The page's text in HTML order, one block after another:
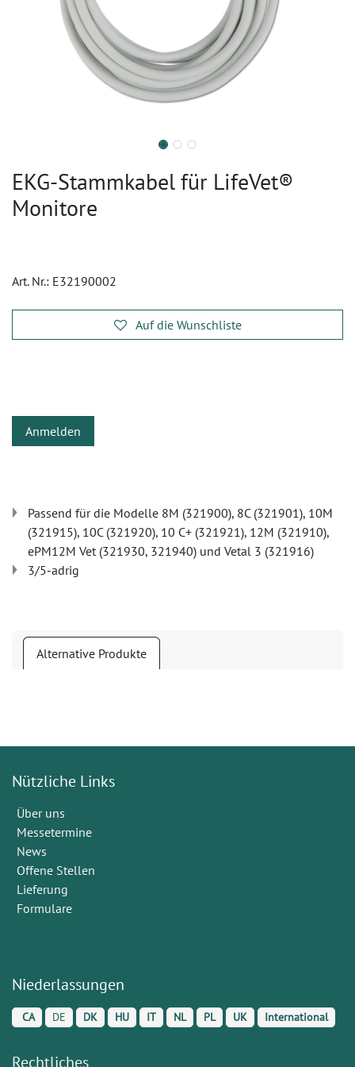
EKG-Stammkabel für LifeVet®
Monitore
Art. Nr.: E32190002
Auf die Wunschliste
Anmelden
Passend für die Modelle 8M (321900), 8C (321901), 10M
(321915), 10C (321920), 10 C+ (321921), 12M (321910),
ePM12M Vet (321930, 321940) und Vetal 3 (321916)
3/5-adrig
Alternative Produkte
Nützliche Links
Über uns
Messetermine
News
Offene Stellen
Lieferung
Formulare
Niederlassungen
CA DE DK HU IT NL PL UK International
Rechtliches